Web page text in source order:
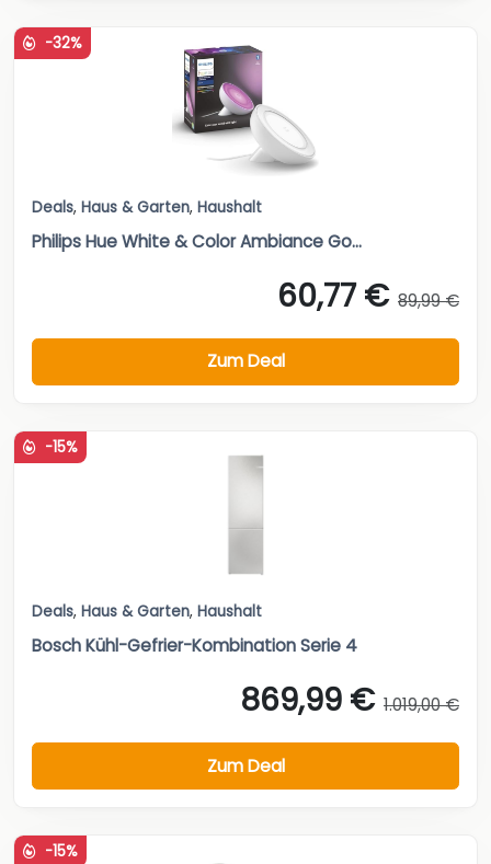
-32%
Deals, Haus & Garten, Haushalt
Philips Hue White & Color Ambiance Go...
60,77 € 89,99 €
Zum Deal
-15%
Deals, Haus & Garten, Haushalt
Bosch Kühl-Gefrier-Kombination Serie 4
869,99 € 1.019,00 €
Zum Deal
-15%